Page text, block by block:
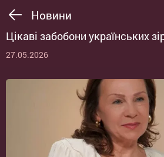
Новини
Цікаві забобони українських
27.05.2026